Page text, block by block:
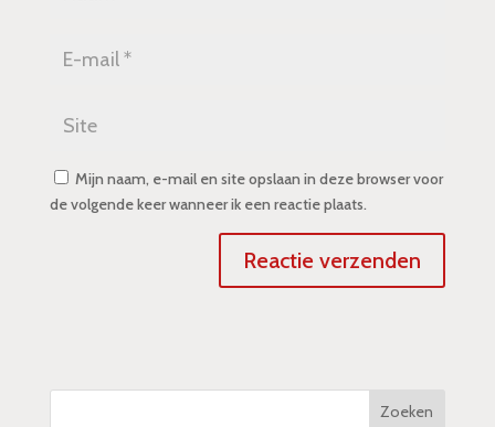
Mijn naam, e-mail en site opslaan in deze browser voor
de volgende keer wanneer ik een reactie plaats.